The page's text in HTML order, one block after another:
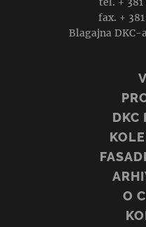
fax. +
Blagajna DKC-
DKC
O